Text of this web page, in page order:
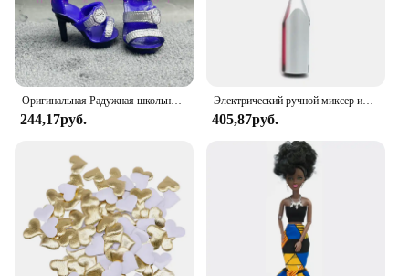
Оригинальная Радужная школьная кукла, можно выбрать обувь, каблук, сапоги, игрушки для девочек «сделай сам»
244,17руб.
Электрический ручной миксер из нержавеющей стали, Легкий Блендер для выпечки и приготовления пищи
405,87руб.